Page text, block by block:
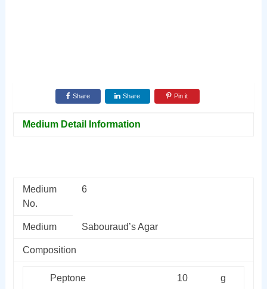
Share Share Pin it
Medium Detail Information
Medium
No.
6
Medium Sabouraud’s Agar
Composition
Peptone 10 g